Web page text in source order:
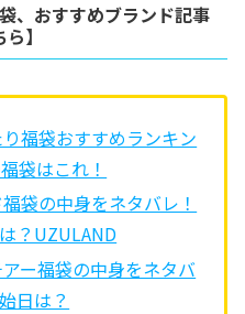
、おすすめブランド記事
】
福袋おすすめランキン
袋はこれ！
袋の中身をネタバレ！
？UZULAND
ー福袋の中身をネタバ
日は？